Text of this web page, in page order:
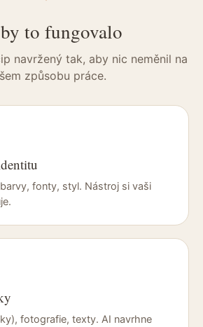
to fungovalo
navržený tak, aby nic neměnil na
způsobu práce.
fonty, styl. Nástroj si vaši
fotografie, texty. AI navrhne